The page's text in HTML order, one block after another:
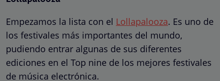
Empezamos la lista con el Lollapalooza. Es uno de
los festivales más importantes del mundo,
pudiendo entrar algunas de sus diferentes
ediciones en el Top nine de los mejores festivales
de música electrónica.